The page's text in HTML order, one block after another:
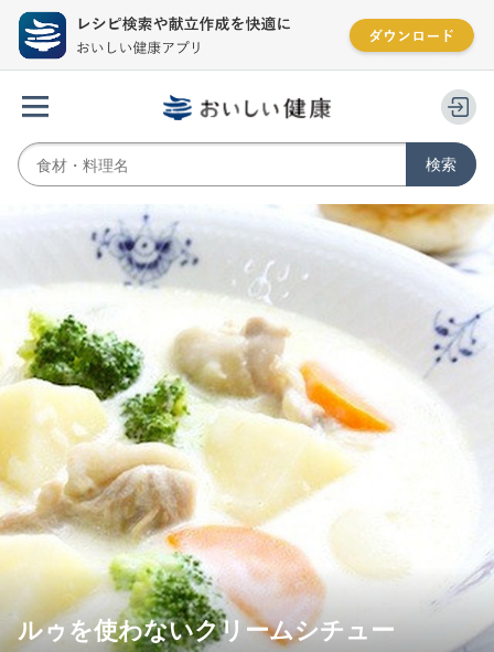
ルゥを使わないクリームシチュー